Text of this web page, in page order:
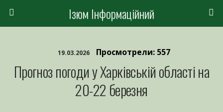
Ізюм Інформаційний
19.03.2026 Просмотрели: 557
Прогноз погоди у Харківській області на
20-22 березня